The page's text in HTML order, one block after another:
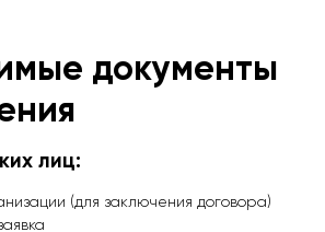
документы
лиц:
(для заключения договора)